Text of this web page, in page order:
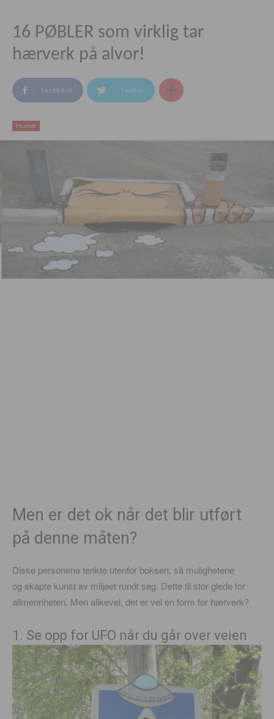
16 PØBLER som virklig tar
hærverk på alvor!
Facebook Twitter
Humor
Men er det ok når det blir utført
på denne måten?
Disse personene tenkte utenfor boksen, så mulighetene
og skapte kunst av miljøet rundt seg. Dette til stor glede for
allmennheten. Men alikevel, det er vel en form for hærverk?
1. Se opp for UFO når du går over veien